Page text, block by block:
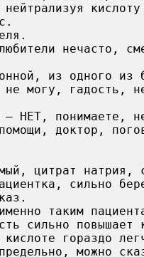
нечасто,
из одного из
могу, гадость,
— НЕТ, понимаете,
доктор,
цитрат натрия,
сильно
таким
сильно
гораздо
можно